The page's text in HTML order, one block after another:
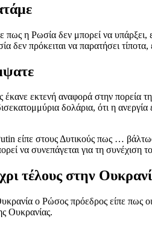
η Ρωσία δεν μπορεί να υπάρξει,
δεν πρόκειται να παρατήσει
εκτενή αναφορά στην πορεία
δολάρια, ότι η
είπε στους Δυτικούς πως …
να συνεπάγεται για τη συνέχιση
τέλους στην
ο Ρώσος πρόεδρος είπε πως οι
Ουκρανίας.